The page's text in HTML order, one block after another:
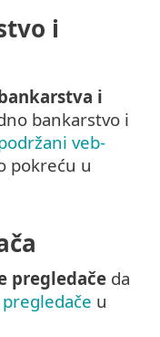
i
i
bankarstvo i
veb-
pokreću u
pregledače da
u